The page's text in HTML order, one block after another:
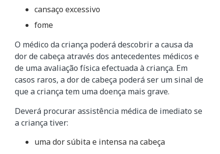
cansaço excessivo
fome
O médico da criança poderá descobrir a causa da
dor de cabeça através dos antecedentes médicos e
de uma avaliação física efectuada à criança. Em
casos raros, a dor de cabeça poderá ser um sinal de
que a criança tem uma doença mais grave.
Deverá procurar assistência médica de imediato se
a criança tiver:
uma dor súbita e intensa na cabeça